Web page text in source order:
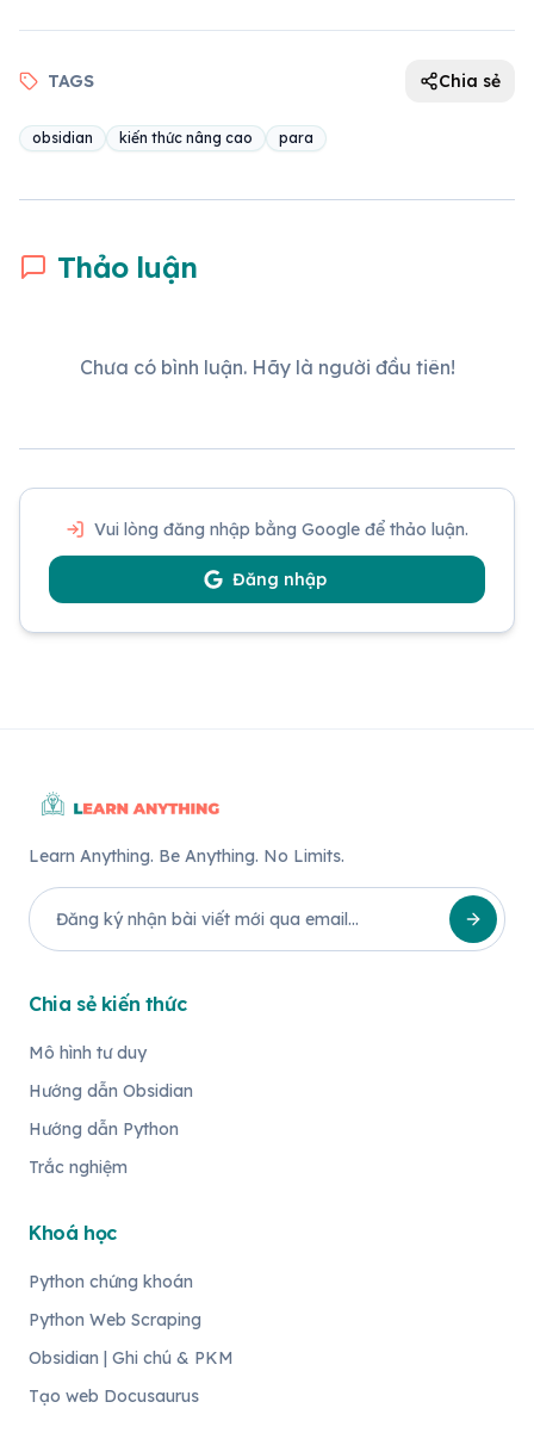
TAGS Chia sẻ
obsidian kiến thức nâng cao para
Thảo luận
Chưa có bình luận. Hãy là người đầu tiên!
Vui lòng đăng nhập bằng Google để thảo luận.
Đăng nhập
Learn Anything. Be Anything. No Limits.
Chia sẻ kiến thức
Mô hình tư duy
Hướng dẫn Obsidian
Hướng dẫn Python
Trắc nghiệm
Khoá học
Python chứng khoán
Python Web Scraping
Obsidian | Ghi chú & PKM
Tạo web Docusaurus